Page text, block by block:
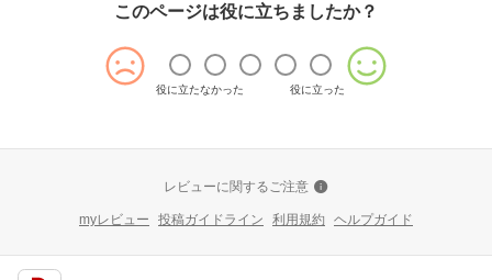
このページは役に立ちましたか？
役に立たなかった 役に立った
レビューに関するご注意
myレビュー 投稿ガイドライン 利用規約 ヘルプガイド